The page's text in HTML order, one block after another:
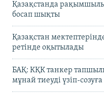
Қазақстанда
босап шықты
Қазақстан
ретінде оқытылады
БАҚ: КҚК танкер
мұнай тиеуді үзіп-